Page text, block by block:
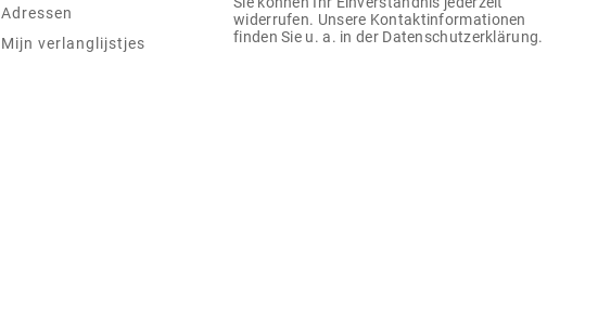
Adressen
Mijn verlanglijstjes
widerrufen. Unsere Kontaktinformationen
finden Sie u. a. in der Datenschutzerklärung.